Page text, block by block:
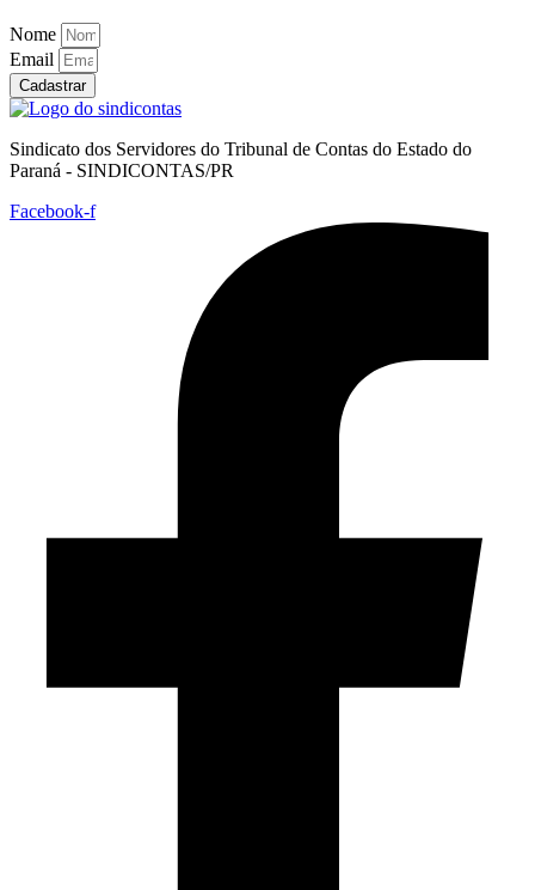
Nome
Email
Cadastrar
Sindicato dos Servidores do Tribunal de Contas do Estado do
Paraná - SINDICONTAS/PR
Facebook-f